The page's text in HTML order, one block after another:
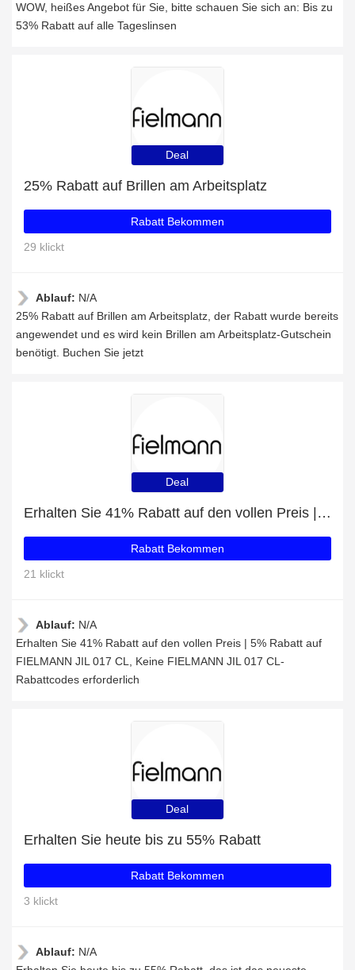
WOW, heißes Angebot für Sie, bitte schauen Sie sich an: Bis zu
53% Rabatt auf alle Tageslinsen
Deal
25% Rabatt auf Brillen am Arbeitsplatz
Rabatt Bekommen
29 klickt
Ablauf: N/A
25% Rabatt auf Brillen am Arbeitsplatz, der Rabatt wurde bereits
angewendet und es wird kein Brillen am Arbeitsplatz-Gutschein
benötigt. Buchen Sie jetzt
Deal
Erhalten Sie 41% Rabatt auf den vollen Preis | 5% Rabatt auf FIELMANN JIL 017 CL
Rabatt Bekommen
21 klickt
Ablauf: N/A
Erhalten Sie 41% Rabatt auf den vollen Preis | 5% Rabatt auf
FIELMANN JIL 017 CL, Keine FIELMANN JIL 017 CL-
Rabattcodes erforderlich
Deal
Erhalten Sie heute bis zu 55% Rabatt
Rabatt Bekommen
3 klickt
Ablauf: N/A